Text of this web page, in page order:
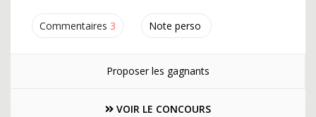
Commentaires 3 Note perso
Proposer les gagnants
VOIR LE CONCOURS